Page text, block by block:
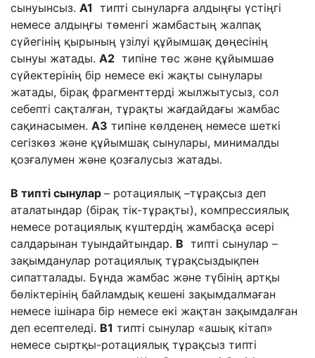
сынуынсыз. А1 типті сынуларға алдыңғы үстіңгі
немесе алдыңғы төменгі жамбастың жалпақ
сүйегінің қырының үзілуі құйымшақ дөңесінің
сынуы жатады. А2 типіне төс және құйымшаө
сүйектерінің бір немесе екі жақты сынулары
жатады, бірақ фрагменттерді жылжытусыз, сол
себепті сақталған, тұрақты жағдайдағы жамбас
сақинасымен. A3 типіне көлденең немесе шеткі
сегізкөз және құйымшақ сынулары, минималды
қозғалумен және қозғалусыз жатады.
В типті сынулар – ротациялық –тұрақсыз деп
аталатындар (бірақ тік-тұрақты), компрессиялық
немесе ротациялық күштердің жамбасқа әсері
салдарынан туындайтындар. В типті сынулар –
зақымданулар ротациялық тұрақсыздықпен
сипатталады. Бұнда жамбас және түбінің артқы
бөліктерінің байламдық кешені зақымдалмаған
немесе ішінара бір немесе екі жақтан зақымдалған
деп есептеледі. В1 типті сынулар «ашық кітап»
немесе сыртқы-ротациялық тұрақсыз типті